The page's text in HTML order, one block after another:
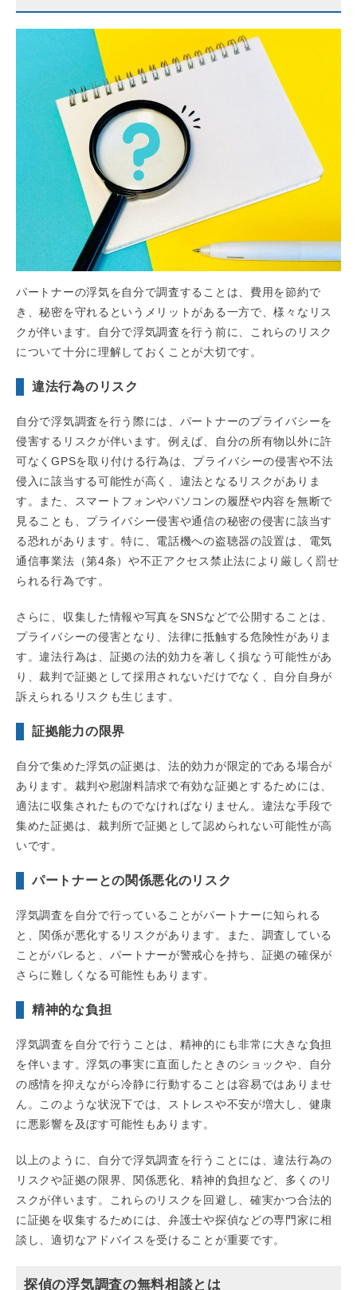
パートナーの浮気を自分で調査することは、費用を節約で
き、秘密を守れるというメリットがある一方で、様々なリス
クが伴います。自分で浮気調査を行う前に、これらのリスク
について十分に理解しておくことが大切です。
違法行為のリスク
自分で浮気調査を行う際には、パートナーのプライバシーを
侵害するリスクが伴います。例えば、自分の所有物以外に許
可なくGPSを取り付ける行為は、プライバシーの侵害や不法
侵入に該当する可能性が高く、違法となるリスクがありま
す。また、スマートフォンやパソコンの履歴や内容を無断で
見ることも、プライバシー侵害や通信の秘密の侵害に該当す
る恐れがあります。特に、電話機への盗聴器の設置は、電気
通信事業法（第4条）や不正アクセス禁止法により厳しく罰せ
られる行為です。
さらに、収集した情報や写真をSNSなどで公開することは、
プライバシーの侵害となり、法律に抵触する危険性がありま
す。違法行為は、証拠の法的効力を著しく損なう可能性があ
り、裁判で証拠として採用されないだけでなく、自分自身が
訴えられるリスクも生じます。
証拠能力の限界
自分で集めた浮気の証拠は、法的効力が限定的である場合が
あります。裁判や慰謝料請求で有効な証拠とするためには、
適法に収集されたものでなければなりません。違法な手段で
集めた証拠は、裁判所で証拠として認められない可能性が高
いです。
パートナーとの関係悪化のリスク
浮気調査を自分で行っていることがパートナーに知られる
と、関係が悪化するリスクがあります。また、調査している
ことがバレると、パートナーが警戒心を持ち、証拠の確保が
さらに難しくなる可能性もあります。
精神的な負担
浮気調査を自分で行うことは、精神的にも非常に大きな負担
を伴います。浮気の事実に直面したときのショックや、自分
の感情を抑えながら冷静に行動することは容易ではありませ
ん。このような状況下では、ストレスや不安が増大し、健康
に悪影響を及ぼす可能性もあります。
以上のように、自分で浮気調査を行うことには、違法行為の
リスクや証拠の限界、関係悪化、精神的負担など、多くのリ
スクが伴います。これらのリスクを回避し、確実かつ合法的
に証拠を収集するためには、弁護士や探偵などの専門家に相
談し、適切なアドバイスを受けることが重要です。
探偵の浮気調査の無料相談とは